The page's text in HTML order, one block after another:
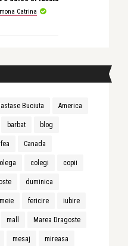
Catrina
Buciuta America
barbat blog
Canada
colegi copii
duminica
fericire iubire
mall Marea Dragoste
mesaj mireasa